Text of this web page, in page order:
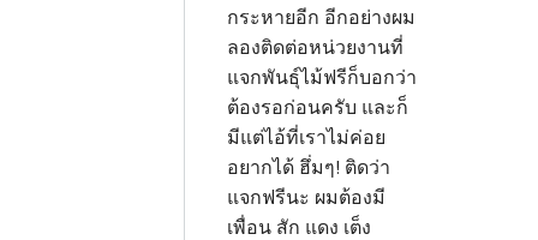
กระหายอีก อีกอย่างผม
ลองติดต่อหน่วยงานที่
แจกพันธุ์ไม้ฟรีก็บอกว่า
ต้องรอก่อนครับ และก็
มีแต่ไอ้ที่เราไม่ค่อย
อยากได้ ฮึ่มๆ! ติดว่า
แจกฟรีนะ ผมต้องมี
เพื่อน สัก แดง เต็ง